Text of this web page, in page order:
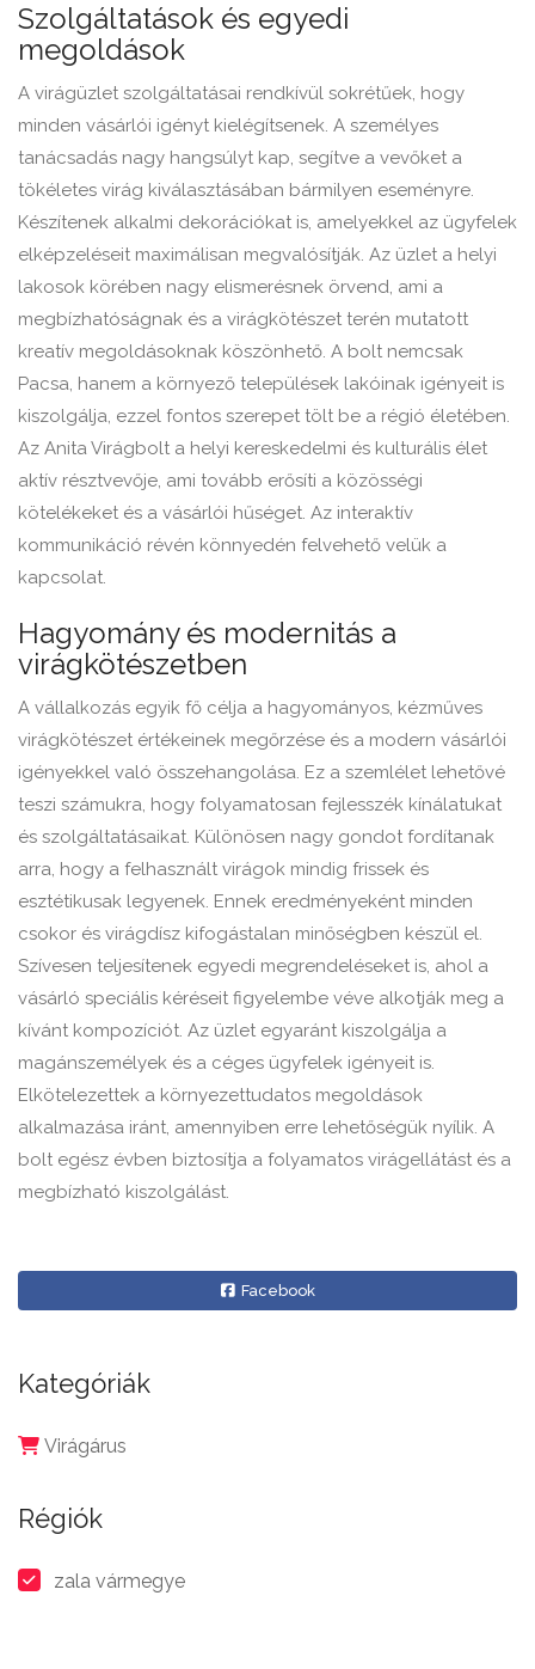
Szolgáltatások és egyedi
megoldások
A virágüzlet szolgáltatásai rendkívül sokrétűek, hogy
minden vásárlói igényt kielégítsenek. A személyes
tanácsadás nagy hangsúlyt kap, segítve a vevőket a
tökéletes virág kiválasztásában bármilyen eseményre.
Készítenek alkalmi dekorációkat is, amelyekkel az ügyfelek
elképzeléseit maximálisan megvalósítják. Az üzlet a helyi
lakosok körében nagy elismerésnek örvend, ami a
megbízhatóságnak és a virágkötészet terén mutatott
kreatív megoldásoknak köszönhető. A bolt nemcsak
Pacsa, hanem a környező települések lakóinak igényeit is
kiszolgálja, ezzel fontos szerepet tölt be a régió életében.
Az Anita Virágbolt a helyi kereskedelmi és kulturális élet
aktív résztvevője, ami tovább erősíti a közösségi
kötelékeket és a vásárlói hűséget. Az interaktív
kommunikáció révén könnyedén felvehető velük a
kapcsolat.
Hagyomány és modernitás a
virágkötészetben
A vállalkozás egyik fő célja a hagyományos, kézműves
virágkötészet értékeinek megőrzése és a modern vásárlói
igényekkel való összehangolása. Ez a szemlélet lehetővé
teszi számukra, hogy folyamatosan fejlesszék kínálatukat
és szolgáltatásaikat. Különösen nagy gondot fordítanak
arra, hogy a felhasznált virágok mindig frissek és
esztétikusak legyenek. Ennek eredményeként minden
csokor és virágdísz kifogástalan minőségben készül el.
Szívesen teljesítenek egyedi megrendeléseket is, ahol a
vásárló speciális kéréseit figyelembe véve alkotják meg a
kívánt kompozíciót. Az üzlet egyaránt kiszolgálja a
magánszemélyek és a céges ügyfelek igényeit is.
Elkötelezettek a környezettudatos megoldások
alkalmazása iránt, amennyiben erre lehetőségük nyílik. A
bolt egész évben biztosítja a folyamatos virágellátást és a
megbízható kiszolgálást.
Facebook
Kategóriák
Virágárus
Régiók
zala vármegye